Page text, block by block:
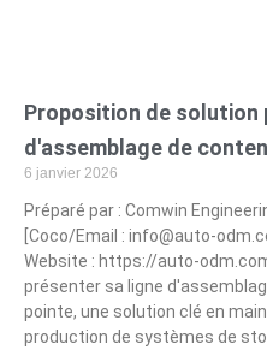
Proposition de solution
d'assemblage de
6 janvier 2026
Préparé par : Comwin
[Coco/Email : info@auto-
Website : https://auto-
présenter sa ligne
pointe, une solution clé en
production de systèmes de